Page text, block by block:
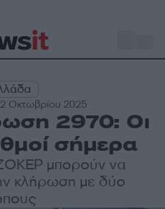
Οκτωβρίου 2025
2970: Οι
σήμερα
μπορούν να
κλήρωση με δύο